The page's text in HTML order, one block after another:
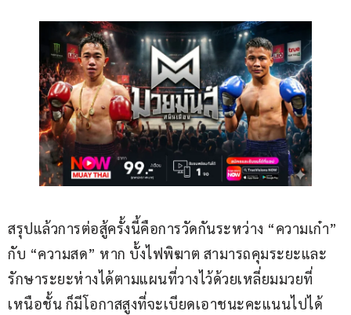
สรุปแล้วการต่อสู้ครั้งนี้คือการวัดกันระหว่าง “ความเก๋า”
กับ “ความสด” หาก บั้งไฟพิฆาต สามารถคุมระยะและ
รักษาระยะห่างได้ตามแผนที่วางไว้ด้วยเหลี่ยมมวยที่
เหนือชั้น ก็มีโอกาสสูงที่จะเบียดเอาชนะคะแนนไปได้